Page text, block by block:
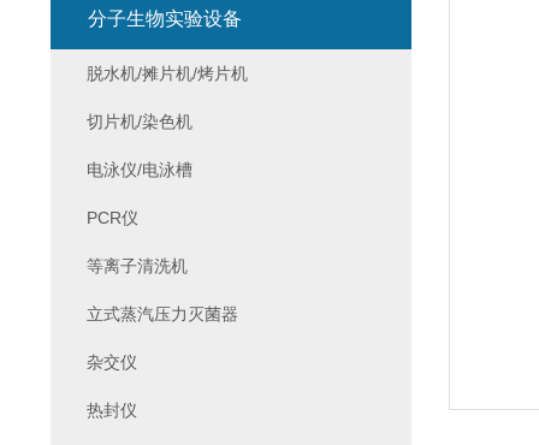
分子生物实验设备
脱水机/摊片机/烤片机
切片机/染色机
电泳仪/电泳槽
PCR仪
等离子清洗机
立式蒸汽压力灭菌器
杂交仪
热封仪